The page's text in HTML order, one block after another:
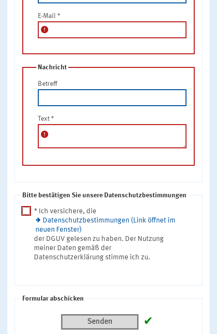
E-Mail *
error
Nachricht
Betreff
Text *
error
Bitte bestätigen Sie unsere Datenschutzbestimmungen
* Ich versichere, die
Datenschutzbestimmungen (Link öffnet im
neuen Fenster)
der DGUV gelesen zu haben. Der Nutzung
meiner Daten gemäß der
Datenschutzerklärung stimme ich zu.
Formular abschicken
Senden ✔